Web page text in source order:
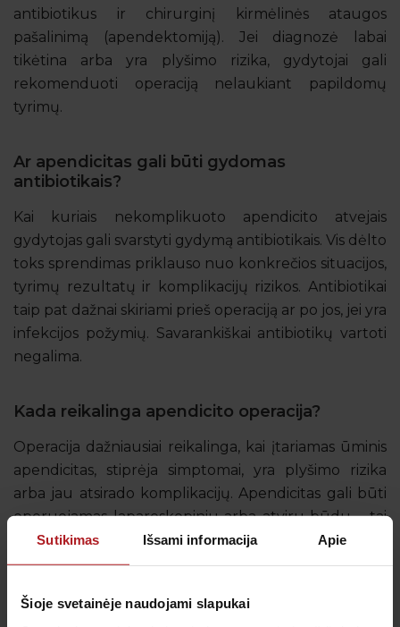
Sutikimas Išsami informacija Apie
Šioje svetainėje naudojami slapukai
antibiotikus ir chirurginį kirmėlinės ataugos
pašalinimą (apendektomiją). Jei diagnozė labai
tikėtina arba yra plyšimo rizika, gydytojai gali
rekomenduoti operaciją nelaukiant papildomų
tyrimų.
Ar apendicitas gali būti gydomas
antibiotikais?
Kai kuriais nekomplikuoto apendicito atvejais
gydytojas gali svarstyti gydymą antibiotikais. Vis dėlto
toks sprendimas priklauso nuo konkrečios situacijos,
tyrimų rezultatų ir komplikacijų rizikos. Antibiotikai
taip pat dažnai skiriami prieš operaciją ar po jos, jei yra
infekcijos požymių. Savarankiškai antibiotikų vartoti
negalima.
Kada reikalinga apendicito operacija?
Operacija dažniausiai reikalinga, kai įtariamas ūminis
apendicitas, stiprėja simptomai, yra plyšimo rizika
arba jau atsirado komplikacijų. Apendicitas gali būti
operuojamas laparoskopiniu arba atviru būdu – tai
priklauso nuo uždegimo sunkumo, galimų
komplikacijų ir bendros asmens būklės.
chirurgas.